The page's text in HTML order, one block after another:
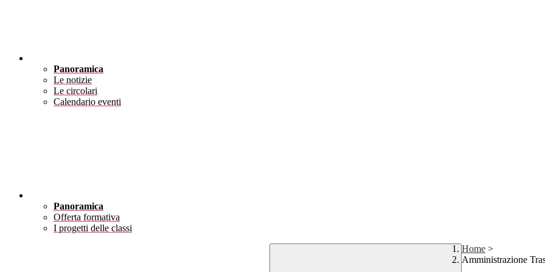
Panoramica
Le notizie
Le circolari
Calendario eventi
Panoramica
Offerta formativa
I progetti delle classi
Home >
Amministrazione